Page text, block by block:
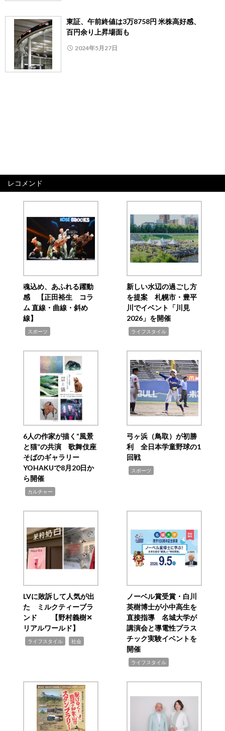
東証、午前終値は3万8758円 米株高好感、
百円余り上昇場面も
2024年5月27日
レコメンド
魂込め、あふれる躍動
感 【正田裕生 コラ
ム 直線・曲線・斜め
線】
スポーツ
新しい水辺の過ごし方
を提案 札幌市・豊平
川でイベント「川見
2026」を開催
ライフスタイル
6人の作家が描く“風景
と猫”の共演 歌舞伎座
そばのギャラリー
YOHAKUで8月20日か
ら開催
カルチャー
弓ヶ浜（鳥取）が初勝
利 全日本学童野球の1
回戦
スポーツ
LVに敗訴して人気が出
た ミルクティーブラ
ンド 【野村義樹✕
リアルワールド】
ライフスタイル 社会
ノーベル賞受賞・白川
英樹博士が小中高生を
直接指導 名城大学が
講演会と導電性プラス
チック実験イベントを
開催
ライフスタイル